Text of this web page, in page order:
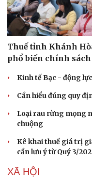
Du lịch
Tư vấn
Săn Tour
check-in
Thuế tỉnh Khánh
phổ biến chính
Kinh tế Bạc - động
Cần hiểu đúng quy
Loại rau rừng mọng
chuộng
Kê khai thuế giá trị
cần lưu ý từ Quý 3/
XÃ HỘI